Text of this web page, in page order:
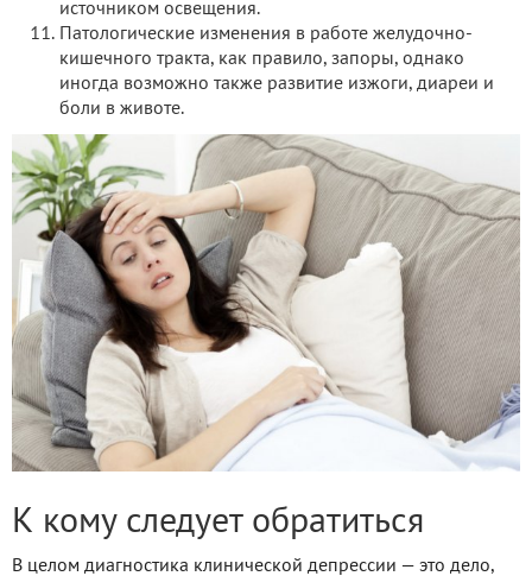
источником освещения.
Патологические изменения в работе желудочно-
кишечного тракта, как правило, запоры, однако
иногда возможно также развитие изжоги, диареи и
боли в животе.
К кому следует обратиться
В целом диагностика клинической депрессии — это дело,